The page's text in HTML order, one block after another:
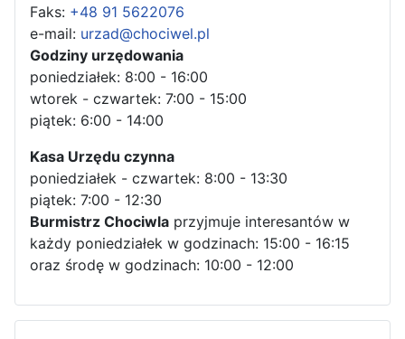
Faks: +48 91 5622076
e-mail: urzad@chociwel.pl
Godziny urzędowania
poniedziałek: 8:00 - 16:00
wtorek - czwartek: 7:00 - 15:00
piątek: 6:00 - 14:00
Kasa Urzędu czynna
poniedziałek - czwartek: 8:00 - 13:30
piątek: 7:00 - 12:30
Burmistrz Chociwla przyjmuje interesantów w
każdy poniedziałek w godzinach: 15:00 - 16:15
oraz środę w godzinach: 10:00 - 12:00